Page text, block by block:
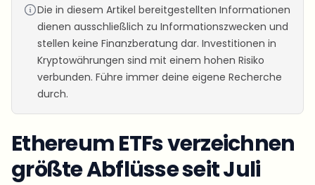
Die in diesem Artikel bereitgestellten Informationen
dienen ausschließlich zu Informationszwecken und
stellen keine Finanzberatung dar. Investitionen in
Kryptowährungen sind mit einem hohen Risiko
verbunden. Führe immer deine eigene Recherche
durch.
Ethereum ETFs verzeichnen
größte Abflüsse seit Juli